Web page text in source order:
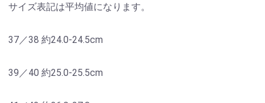
サイズ表記は平均値になります。
37／38 約24.0-24.5cm
39／40 約25.0-25.5cm